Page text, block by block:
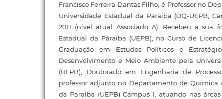
Francisco Ferreira Dantas Filho, é Professor no
Universidade Estadual da Paraíba (DQ-UEPB,
2011 (nível atual Associado A). Recebeu a sua
Estadual da Paraíba (UEPB), no Curso de
Graduação em Estudos Políticos e
Desenvolvimento e Meio Ambiente pela
(UFPB), Doutorado em Engenharia de
professor adjunto no Departamento de Química
da Paraíba (UEPB) Campus I, atuando nas